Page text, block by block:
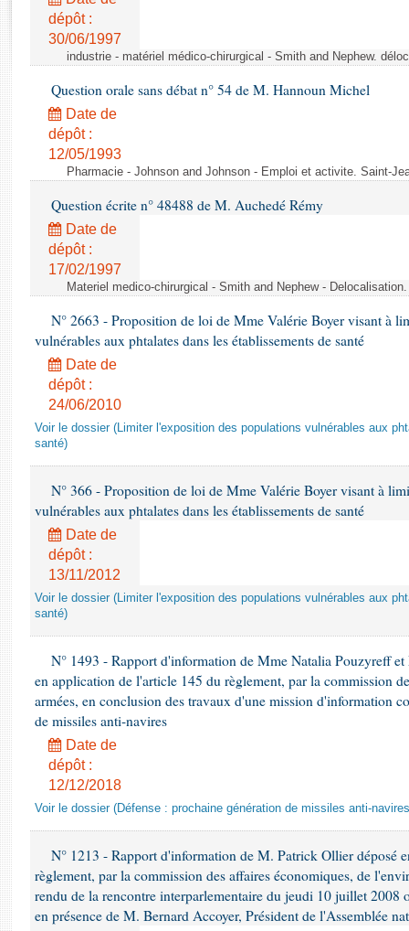
Rapports d'enquête
Rapports législatifs
Dossiers législatifs
Budget et sécurité sociale
Questions écrites et orales
dépôt :
30/06/1997
industrie - matériel médico-chirurgical - Smith and Nephew.
Question orale sans débat n° 54 de M. Hannoun Michel
Date de
dépôt :
12/05/1993
Pharmacie - Johnson and Johnson - Emploi et activite. Saint-
Question écrite n° 48488 de M. Auchedé Rémy
Date de
dépôt :
17/02/1997
Materiel medico-chirurgical - Smith and Nephew -
N° 2663 - Proposition de loi de Mme Valérie Boyer visant à
vulnérables aux phtalates dans les établissements de santé
Date de
dépôt :
24/06/2010
Voir le dossier (Limiter l'exposition des populations vulnérables aux
santé)
N° 366 - Proposition de loi de Mme Valérie Boyer visant à
vulnérables aux phtalates dans les établissements de santé
Date de
dépôt :
13/11/2012
Voir le dossier (Limiter l'exposition des populations vulnérables aux
santé)
N° 1493 - Rapport d'information de Mme Natalia Pouzyreff
en application de l'article 145 du règlement, par la commission
armées, en conclusion des travaux d'une mission d'information
de missiles anti-navires
Date de
dépôt :
12/12/2018
Voir le dossier (Défense : prochaine génération de missiles anti-
N° 1213 - Rapport d'information de M. Patrick Ollier déposé
règlement, par la commission des affaires économiques, de
rendu de la rencontre interparlementaire du jeudi 10 juillet 2008
en présence de M. Bernard Accoyer, Président de l'Assemblée